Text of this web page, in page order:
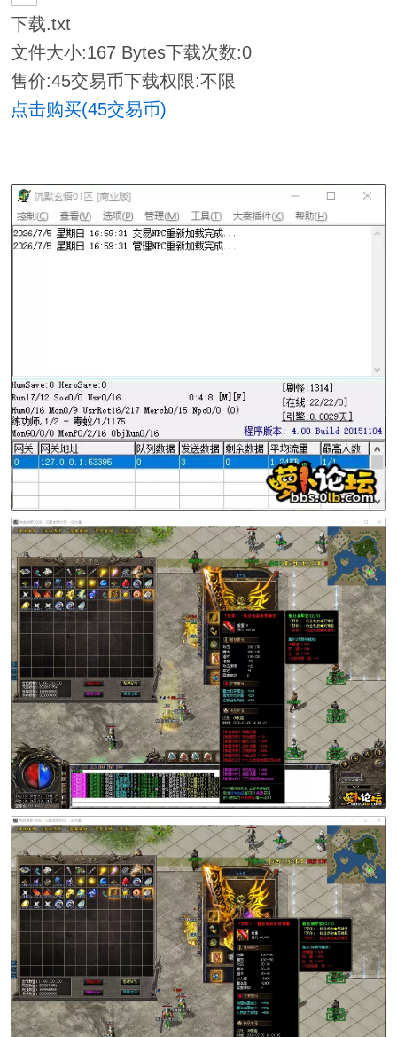
下载.txt
文件大小:167 Bytes下载次数:0
售价:45交易币下载权限:不限
点击购买(45交易币)